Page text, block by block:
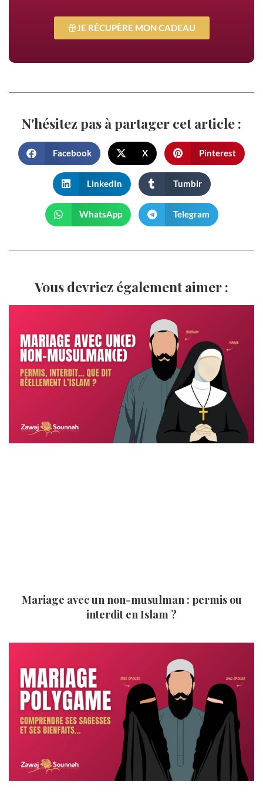
JE RÉCUPÈRE MON CADEAU
N'hésitez pas à partager cet article :
Facebook X Pinterest
LinkedIn Tumblr
WhatsApp Telegram
Vous devriez également aimer :
Mariage avec un non-musulman : permis ou
interdit en Islam ?